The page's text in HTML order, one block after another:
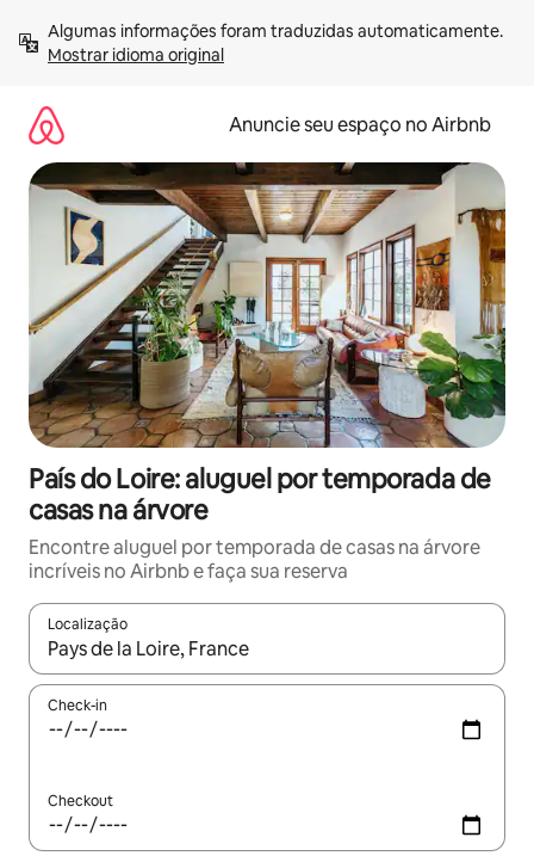
para
Mostrar idioma original
Anuncie seu espaço no Airbnb
País do Loire: aluguel por temporada de
casas na árvore
Encontre aluguel por temporada de casas na árvore
incríveis no Airbnb e faça sua reserva
Localização
Quando os resultados estiverem disponíveis, explore-os
Check-in
Checkout